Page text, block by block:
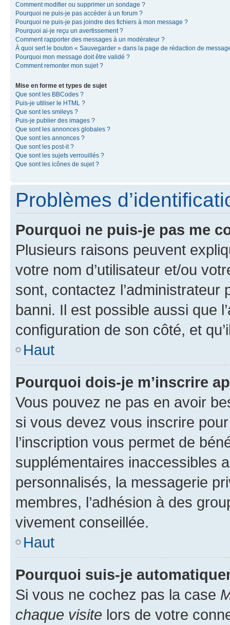
Comment modifier ou supprimer un sondage ?
Pourquoi ne puis-je pas accéder à un forum ?
Pourquoi ne puis-je pas joindre des fichiers à mon message ?
Pourquoi ai-je reçu un avertissement ?
Comment rapporter des messages à un modérateur ?
À quoi sert le bouton « Sauvegarder » dans la page de rédaction de
Pourquoi mon message doit être validé ?
Comment remonter mon sujet ?
Mise en forme et types de sujet
Que sont les BBCodes ?
Puis-je utiliser le HTML ?
Que sont les smileys ?
Puis-je publier des images ?
Que sont les annonces globales ?
Que sont les annonces ?
Que sont les post-it ?
Que sont les sujets verrouillés ?
Que sont les icônes de sujet ?
Problèmes
Pourquoi ne puis-je pas me
Plusieurs raisons peuvent
votre nom d’utilisateur et/ou
sont, contactez l’administrateur
banni. Il est possible aussi que
configuration de son côté, et
Haut
Pourquoi dois-je m’inscrire
Vous pouvez ne pas en avoir
si vous devez vous inscrire
l’inscription vous permet de
supplémentaires inaccessibles
personnalisés, la messagerie
membres, l’adhésion à des
vivement conseillée.
Haut
Pourquoi suis-je
Si vous ne cochez pas la case
chaque visite lors de votre